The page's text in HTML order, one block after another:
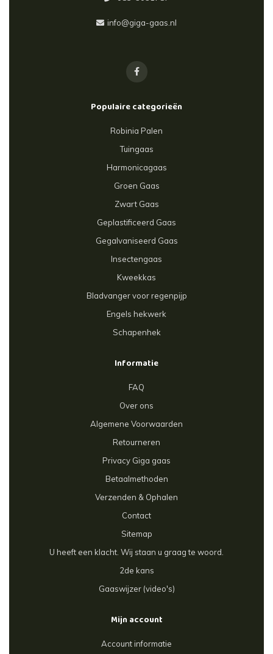
info@giga-gaas.nl
Populaire categorieën
Robinia Palen
Tuingaas
Harmonicagaas
Groen Gaas
Zwart Gaas
Geplastificeerd Gaas
Gegalvaniseerd Gaas
Insectengaas
Kweekkas
Bladvanger voor regenpijp
Engels hekwerk
Schapenhek
Informatie
FAQ
Over ons
Algemene Voorwaarden
Retourneren
Privacy Giga gaas
Betaalmethoden
Verzenden & Ophalen
Contact
Sitemap
U heeft een klacht. Wij staan u graag te woord.
2de kans
Gaaswijzer (video's)
Mijn account
Account informatie